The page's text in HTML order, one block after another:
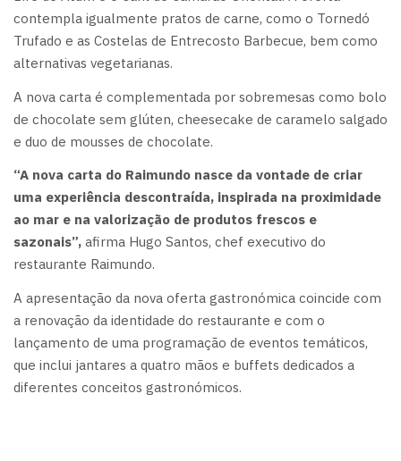
contempla igualmente pratos de carne, como o Tornedó
Trufado e as Costelas de Entrecosto Barbecue, bem como
alternativas vegetarianas.
A nova carta é complementada por sobremesas como bolo
de chocolate sem glúten, cheesecake de caramelo salgado
e duo de mousses de chocolate.
“A nova carta do Raimundo nasce da vontade de criar
uma experiência descontraída, inspirada na proximidade
ao mar e na valorização de produtos frescos e
sazonais”, afirma Hugo Santos, chef executivo do
restaurante Raimundo.
A apresentação da nova oferta gastronómica coincide com
a renovação da identidade do restaurante e com o
lançamento de uma programação de eventos temáticos,
que inclui jantares a quatro mãos e buffets dedicados a
diferentes conceitos gastronómicos.